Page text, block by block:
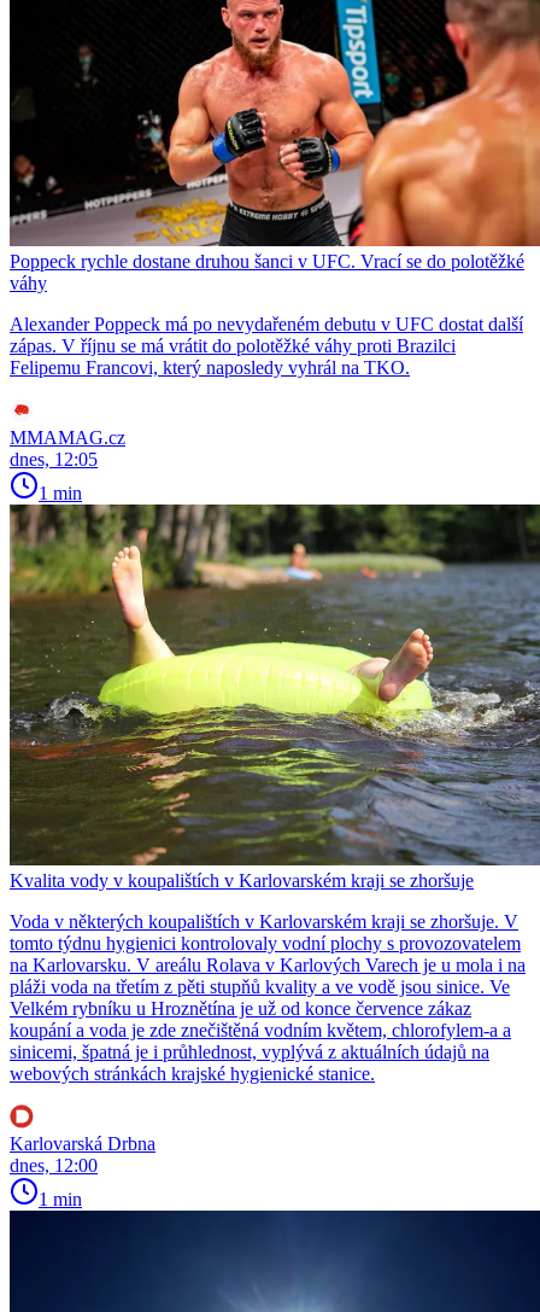
Poppeck rychle dostane druhou šanci v UFC. Vrací se do polotěžké
váhy
Alexander Poppeck má po nevydařeném debutu v UFC dostat další
zápas. V říjnu se má vrátit do polotěžké váhy proti Brazilci
Felipemu Francovi, který naposledy vyhrál na TKO.
MMAMAG.cz
dnes, 12:05
1 min
Kvalita vody v koupalištích v Karlovarském kraji se zhoršuje
Voda v některých koupalištích v Karlovarském kraji se zhoršuje. V
tomto týdnu hygienici kontrolovaly vodní plochy s provozovatelem
na Karlovarsku. V areálu Rolava v Karlových Varech je u mola i na
pláži voda na třetím z pěti stupňů kvality a ve vodě jsou sinice. Ve
Velkém rybníku u Hroznětína je už od konce července zákaz
koupání a voda je zde znečištěná vodním květem, chlorofylem-a a
sinicemi, špatná je i průhlednost, vyplývá z aktuálních údajů na
webových stránkách krajské hygienické stanice.
Karlovarská Drbna
dnes, 12:00
1 min